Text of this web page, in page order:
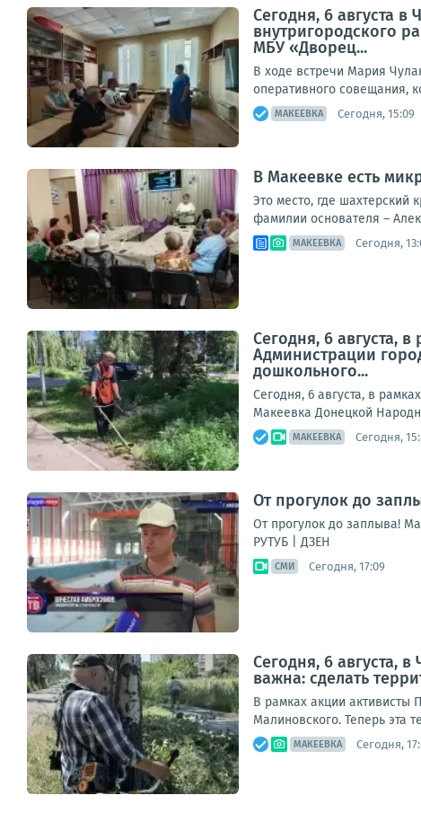
Сегодня, 6 августа
внутригородского
МБУ «Дворец...
В ходе встречи Мария
оперативного совещания,
МАКЕЕВКА Сегодня, 15:09
В Макеевке есть
Это место, где шахтерский
фамилии основателя –
МАКЕЕВКА Сегодня,
Сегодня, 6 августа,
Администрации
дошкольного...
Сегодня, 6 августа, в
Макеевка Донецкой
МАКЕЕВКА Сегодня,
От прогулок до
От прогулок до заплыва!
РУТУБ | ДЗЕН
СМИ Сегодня, 17:09
Сегодня, 6 августа,
важна: сделать
В рамках акции активисты
Малиновского. Теперь эта
МАКЕЕВКА Сегодня,